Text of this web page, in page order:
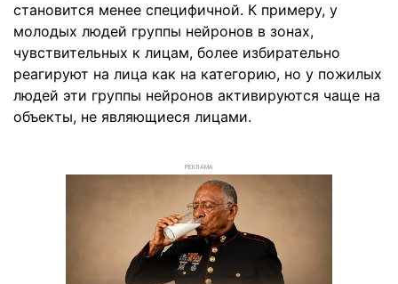
становится менее специфичной. К примеру, у
молодых людей группы нейронов в зонах,
чувствительных к лицам, более избирательно
реагируют на лица как на категорию, но у пожилых
людей эти группы нейронов активируются чаще на
объекты, не являющиеся лицами.
РЕКЛАМА